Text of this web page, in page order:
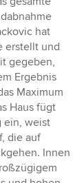
hat
erstellt und
gegeben,
Ergebnis
Maximum
Haus fügt
ein, weist
die auf
Innen